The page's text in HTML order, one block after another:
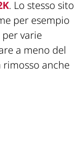
. Lo stesso sito
per esempio
per varie
a meno del
rimosso anche